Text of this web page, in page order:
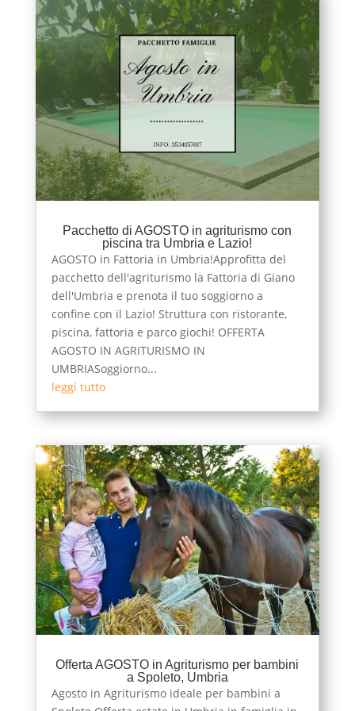
Pacchetto di AGOSTO in agriturismo con
piscina tra Umbria e Lazio!
AGOSTO in Fattoria in Umbria!Approfitta del
pacchetto dell'agriturismo la Fattoria di Giano
dell'Umbria e prenota il tuo soggiorno a
confine con il Lazio! Struttura con ristorante,
piscina, fattoria e parco giochi! OFFERTA
AGOSTO IN AGRITURISMO IN
UMBRIASoggiorno...
leggi tutto
Offerta AGOSTO in Agriturismo per bambini
a Spoleto, Umbria
Agosto in Agriturismo ideale per bambini a